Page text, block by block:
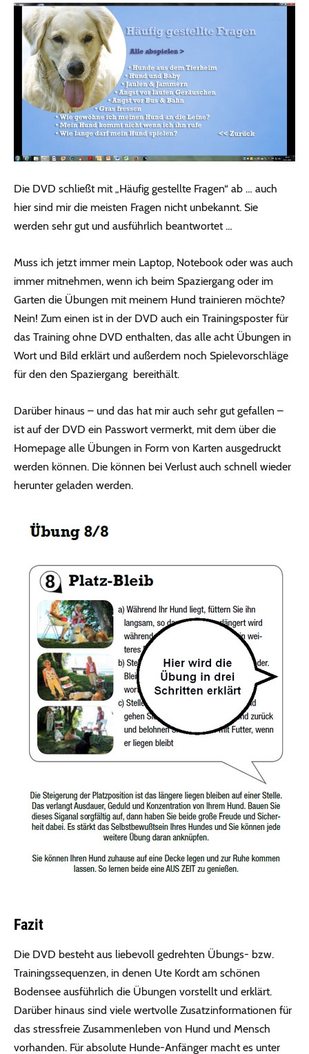
Die DVD schließt mit „Häufig gestellte Fragen“ ab … auch
hier sind mir die meisten Fragen nicht unbekannt. Sie
werden sehr gut und ausführlich beantwortet …
Muss ich jetzt immer mein Laptop, Notebook oder was auch
immer mitnehmen, wenn ich beim Spaziergang oder im
Garten die Übungen mit meinem Hund trainieren möchte?
Nein! Zum einen ist in der DVD auch ein Trainingsposter für
das Training ohne DVD enthalten, das alle acht Übungen in
Wort und Bild erklärt und außerdem noch Spielevorschläge
für den den Spaziergang bereithält.
Darüber hinaus – und das hat mir auch sehr gut gefallen –
ist auf der DVD ein Passwort vermerkt, mit dem über die
Homepage alle Übungen in Form von Karten ausgedruckt
werden können. Die können bei Verlust auch schnell wieder
herunter geladen werden.
Fazit
Die DVD besteht aus liebevoll gedrehten Übungs- bzw.
Trainingssequenzen, in denen Ute Kordt am schönen
Bodensee ausführlich die Übungen vorstellt und erklärt.
Darüber hinaus sind viele wertvolle Zusatzinformationen für
das stressfreie Zusammenleben von Hund und Mensch
vorhanden. Für absolute Hunde-Anfänger macht es unter